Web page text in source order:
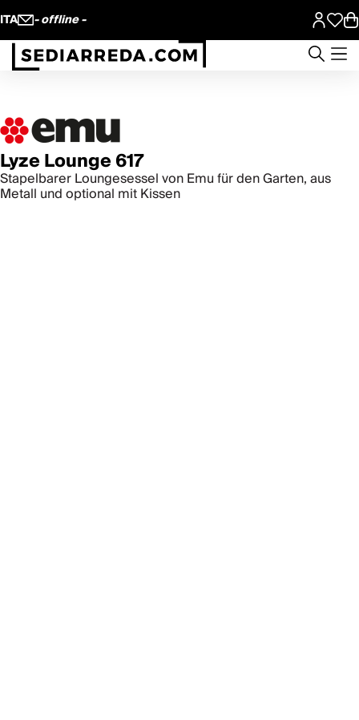
ITA - offline -
Lyze Lounge 617
Stapelbarer Loungesessel von Emu für den Garten, aus
Metall und optional mit Kissen